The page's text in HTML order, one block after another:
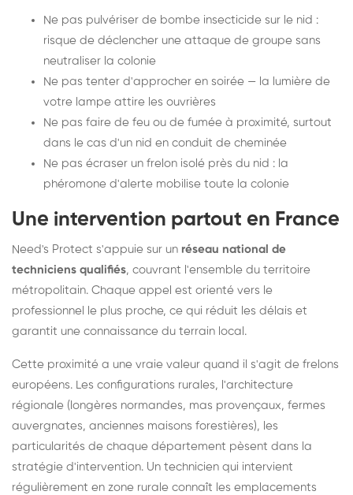
Ne pas pulvériser de bombe insecticide sur le nid :
risque de déclencher une attaque de groupe sans
neutraliser la colonie
Ne pas tenter d'approcher en soirée — la lumière de
votre lampe attire les ouvrières
Ne pas faire de feu ou de fumée à proximité, surtout
dans le cas d'un nid en conduit de cheminée
Ne pas écraser un frelon isolé près du nid : la
phéromone d'alerte mobilise toute la colonie
Une intervention partout en France
Need's Protect s'appuie sur un réseau national de
techniciens qualifiés, couvrant l'ensemble du territoire
métropolitain. Chaque appel est orienté vers le
professionnel le plus proche, ce qui réduit les délais et
garantit une connaissance du terrain local.
Cette proximité a une vraie valeur quand il s'agit de frelons
européens. Les configurations rurales, l'architecture
régionale (longères normandes, mas provençaux, fermes
auvergnates, anciennes maisons forestières), les
particularités de chaque département pèsent dans la
stratégie d'intervention. Un technicien qui intervient
régulièrement en zone rurale connaît les emplacements